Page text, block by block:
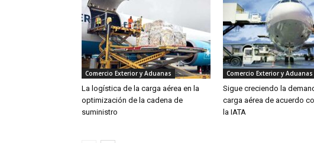
Comercio Exterior y Aduanas
La logística de la carga aérea en la
optimización de la cadena de
suministro
Comercio Exterior y Aduanas
Sigue creciendo la
carga aérea de acuerdo
la IATA